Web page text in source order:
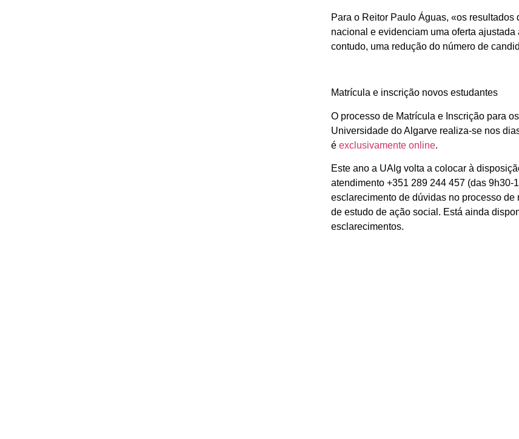
Para o Reitor Paulo Águas, «os
nacional e evidenciam uma oferta
contudo, uma redução do número de
Matrícula e inscrição novos estudantes
O processo de Matrícula e Inscrição para
Universidade do Algarve realiza-se nos
éexclusivamente online.
Este ano a UAlg volta a colocar à
atendimento +351 289 244 457 (das 9h30-
esclarecimento de dúvidas no processo
de estudo de ação social. Está ainda
esclarecimentos.